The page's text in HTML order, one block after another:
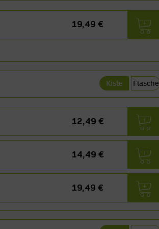
19,49 €
Kiste Flasche
12,49 €
14,49 €
19,49 €